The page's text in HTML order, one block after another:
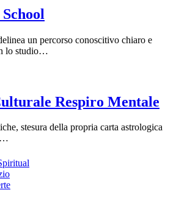
un percorso conoscitivo chiaro e
lo studio…
Respiro Mentale
stesura della propria carta astrologica